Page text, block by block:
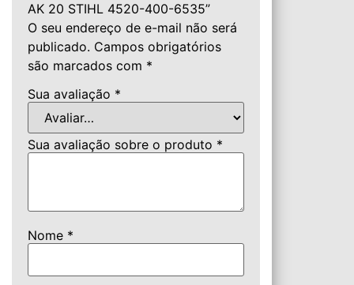
AK 20 STIHL 4520-400-6535”
O seu endereço de e-mail não será
publicado. Campos obrigatórios
são marcados com *
Sua avaliação *
Sua avaliação sobre o produto *
Nome *